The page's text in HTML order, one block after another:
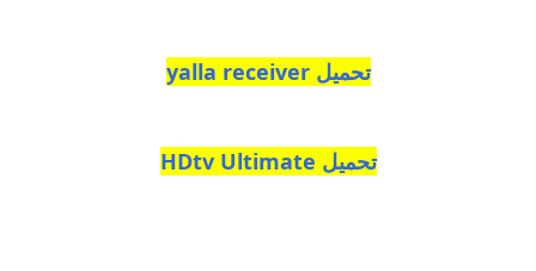
تحميل yalla receiver
تحميل HDtv Ultimate